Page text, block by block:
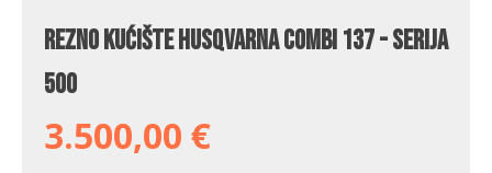
Rezno kućište Husqvarna Combi 137 - serija
500
3.500,00 €